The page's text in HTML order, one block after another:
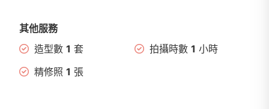
其他服務
造型數 1 套 拍攝時數 1 小時
精修照 1 張